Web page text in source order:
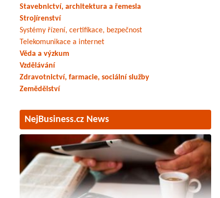
Stavebnictví, architektura a řemesla
Strojírenství
Systémy řízení, certifikace, bezpečnost
Telekomunikace a internet
Věda a výzkum
Vzdělávání
Zdravotnictví, farmacie, sociální služby
Zemědělství
NejBusiness.cz News